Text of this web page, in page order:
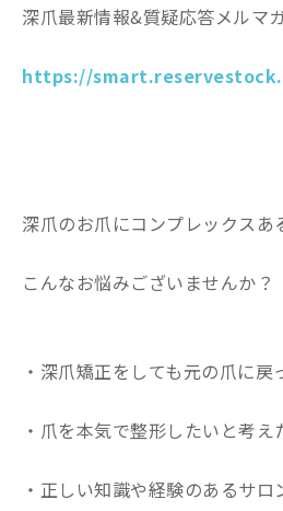
深爪最新情報&質疑応答メルマ
https://
深爪のお爪にコンプレックスあ
こんなお悩みございませんか？
・深爪矯正をしても元の爪に戻
・爪を本気で整形したいと考え
・正しい知識や経験のあるサロ